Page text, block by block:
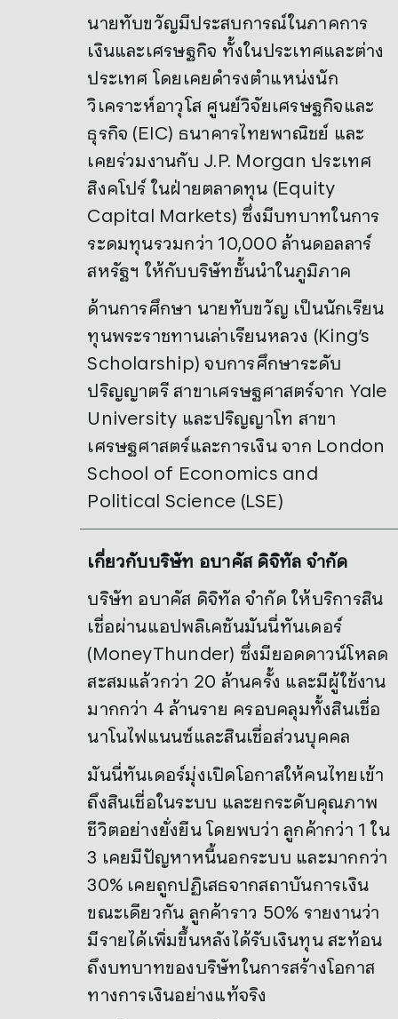
นายทับขวัญมีประสบการณ์ในภาคการ
เงินและเศรษฐกิจ ทั้งในประเทศและต่าง
ประเทศ โดยเคยดำรงตำแหน่งนัก
วิเคราะห์อาวุโส ศูนย์วิจัยเศรษฐกิจและ
ธุรกิจ (EIC) ธนาคารไทยพาณิชย์ และ
เคยร่วมงานกับ J.P. Morgan ประเทศ
สิงคโปร์ ในฝ่ายตลาดทุน (Equity
Capital Markets) ซึ่งมีบทบาทในการ
ระดมทุนรวมกว่า 10,000 ล้านดอลลาร์
สหรัฐฯ ให้กับบริษัทชั้นนำในภูมิภาค
ด้านการศึกษา นายทับขวัญ เป็นนักเรียน
ทุนพระราชทานเล่าเรียนหลวง (King’s
Scholarship) จบการศึกษาระดับ
ปริญญาตรี สาขาเศรษฐศาสตร์จาก Yale
University และปริญญาโท สาขา
เศรษฐศาสตร์และการเงิน จาก London
School of Economics and
Political Science (LSE)
เกี่ยวกับบริษัท อบาคัส ดิจิทัล จำกัด
บริษัท อบาคัส ดิจิทัล จำกัด ให้บริการสิน
เชื่อผ่านแอปพลิเคชันมันนี่ทันเดอร์
(MoneyThunder) ซึ่งมียอดดาวน์โหลด
สะสมแล้วกว่า 20 ล้านครั้ง และมีผู้ใช้งาน
มากกว่า 4 ล้านราย ครอบคลุมทั้งสินเชื่อ
นาโนไฟแนนซ์และสินเชื่อส่วนบุคคล
มันนี่ทันเดอร์มุ่งเปิดโอกาสให้คนไทยเข้า
ถึงสินเชื่อในระบบ และยกระดับคุณภาพ
ชีวิตอย่างยั่งยืน โดยพบว่า ลูกค้ากว่า 1 ใน
3 เคยมีปัญหาหนี้นอกระบบ และมากกว่า
30% เคยถูกปฏิเสธจากสถาบันการเงิน
ขณะเดียวกัน ลูกค้าราว 50% รายงานว่า
มีรายได้เพิ่มขึ้นหลังได้รับเงินทุน สะท้อน
ถึงบทบาทของบริษัทในการสร้างโอกาส
ทางการเงินอย่างแท้จริง